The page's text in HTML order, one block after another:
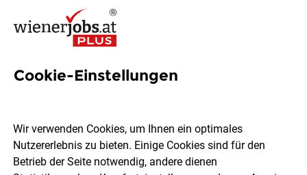
Italienisch-Nachhilfelehrer:in
mobile Nachhilfe - Mag. Kügerl
Cookie-Einstellungen
Wir verwenden Cookies, um Ihnen ein optimales
Nutzererlebnis zu bieten. Einige Cookies sind für den
Betrieb der Seite notwendig, andere dienen